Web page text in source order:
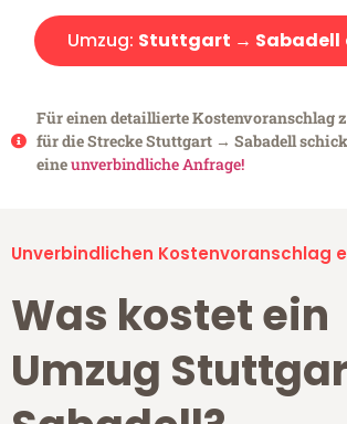
Umzug: Stuttgart → Sabadell
Für einen detaillierte Kostenvoranschlag
für die Strecke Stuttgart → Sabadell
eineunverbindliche Anfrage!
Unverbindlichen Kostenvoranschlag
Was kostet ein
Umzug